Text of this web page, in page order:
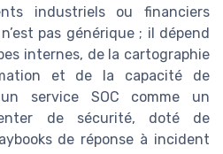
industriels ou financiers
pas générique ; il dépend
internes, de la cartographie
et de la capacité de
service SOC comme un
de sécurité, doté de
de réponse à incident